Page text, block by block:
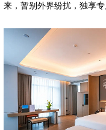
来，暂别外界纷扰，独享专